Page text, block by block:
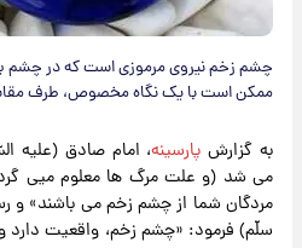
چشم زخم نیروی مرموزی است که در چشم
ممکن است با یک نگاه مخصوص، طرف مقابل
به گزارش پارسینه، امام صادق‌ (علیه
می ‌شد (و علت مرگ‌ ها معلوم میی
مردگان شما از چشم زخم می ‌باشند» و
سلّم) فرمود: «چشم زخم، واقعیت دارد